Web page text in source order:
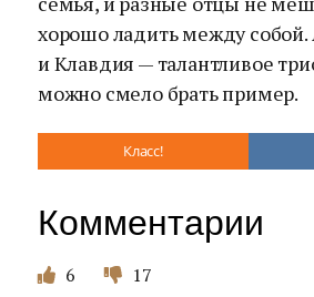
хорошо ладить между
и Клавдия — талантливое
можно смело брать пример.
Класс!
Комментарии
6 17